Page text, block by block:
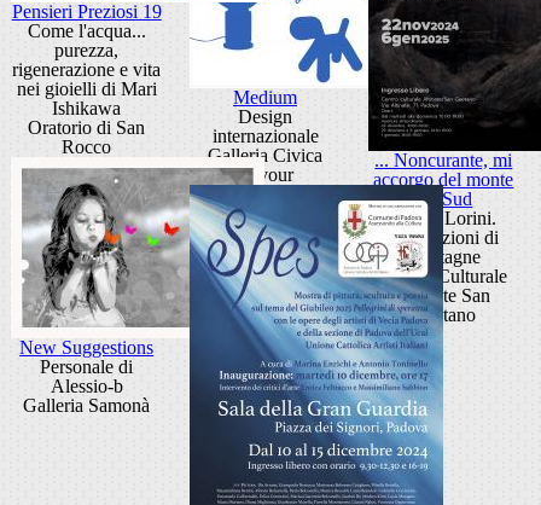
Medium
Design
internazionale
Galleria Civica
Cavour
Pensieri Preziosi 19
Come l'acqua...
purezza,
rigenerazione e vita
nei gioielli di Mari
Ishikawa
Oratorio di San
Rocco
... Noncurante, mi
accorgo del monte
del Sud
Bruno Lorini.
Apparizioni di
montagne
Centro Culturale
Altinate San
Gaetano
New Suggestions
Personale di
Alessio-b
Galleria Samonà